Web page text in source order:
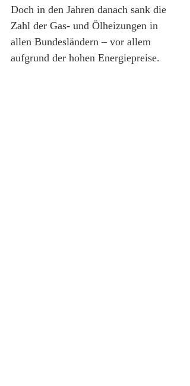
Doch in den Jahren danach sank die
Zahl der Gas- und Ölheizungen in
allen Bundesländern – vor allem
aufgrund der hohen Energiepreise.